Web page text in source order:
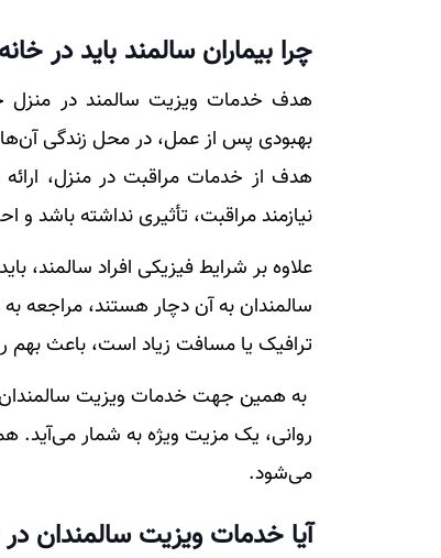
چرا بیماران سالمند باید در
هدف خدمات ویزیت سالمند در منزل
بهبودی پس از عمل، در محل زندگی
هدف از خدمات مراقبت در منزل،
نیازمند مراقبت، تأثیری نداشته باشد و
علاوه بر شرایط فیزیکی افراد سالمند،
سالمندان به آن دچار هستند، مراجعه
ترافیک یا مسافت زیاد است، باعث
به همین جهت خدمات ویزیت
روانی، یک مزیت ویژه به شمار می‌آید.
می‌شود.
آیا خدمات ویزیت سالمندان در